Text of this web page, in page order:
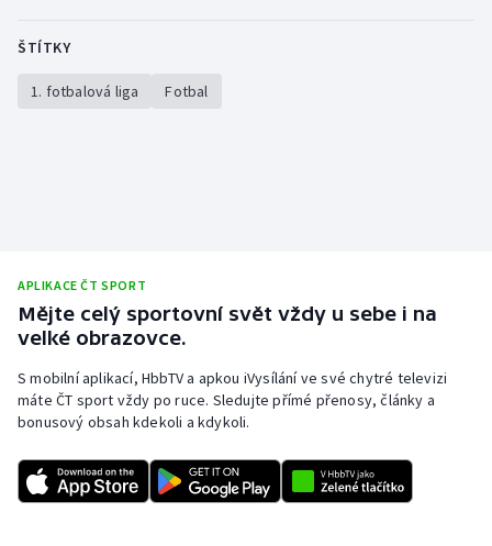
ŠTÍTKY
1. fotbalová liga Fotbal
APLIKACE ČT SPORT
Mějte celý sportovní svět vždy u sebe i na
velké obrazovce.
S mobilní aplikací, HbbTV a apkou iVysílání ve své chytré televizi
máte ČT sport vždy po ruce. Sledujte přímé přenosy, články a
bonusový obsah kdekoli a kdykoli.